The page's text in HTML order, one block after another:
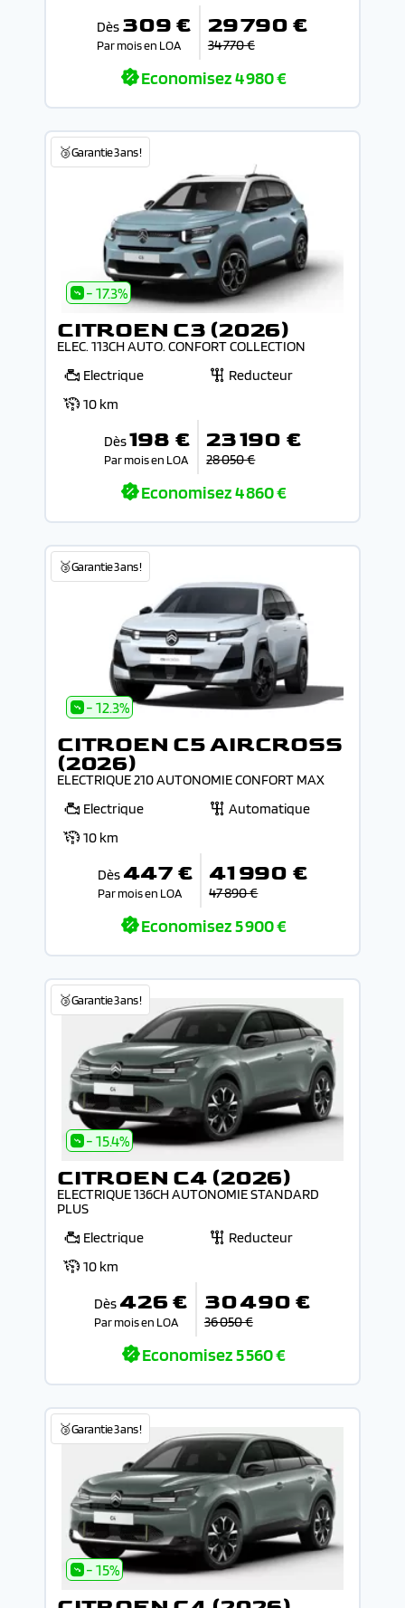
Dès 309 €
Par mois en LOA
29 790 €
34 770 €
Economisez4 980 €
🥉Garantie 3 ans !
- 17.3%
CITROEN C3 (2026)
ELEC. 113CH AUTO. CONFORT COLLECTION
Electrique
Reducteur
10 km
Dès198 €
Par mois en LOA
23 190 €
28 050 €
Economisez4 860 €
🥉Garantie 3 ans !
- 12.3%
CITROEN C5 AIRCROSS
(2026)
ELECTRIQUE 210 AUTONOMIE CONFORT MAX
Electrique
Automatique
10 km
Dès 447 €
Par mois en LOA
41 990 €
47 890 €
Economisez5 900 €
🥉Garantie 3 ans !
- 15.4%
CITROEN C4 (2026)
ELECTRIQUE 136CH AUTONOMIE STANDARD
PLUS
Electrique
Reducteur
10 km
Dès 426 €
Par mois en LOA
30 490 €
36 050 €
Economisez5 560 €
🥉Garantie 3 ans !
- 15%